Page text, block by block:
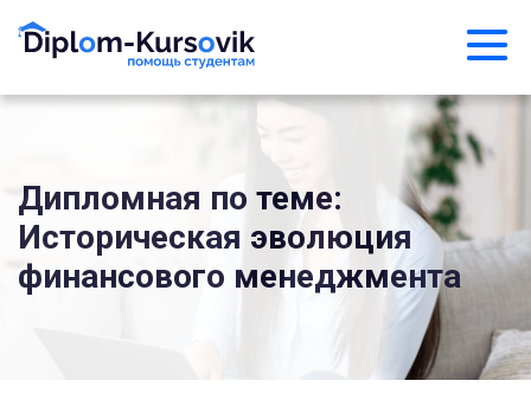
Дипломная по теме:
Историческая эволюция
финансового менеджмента